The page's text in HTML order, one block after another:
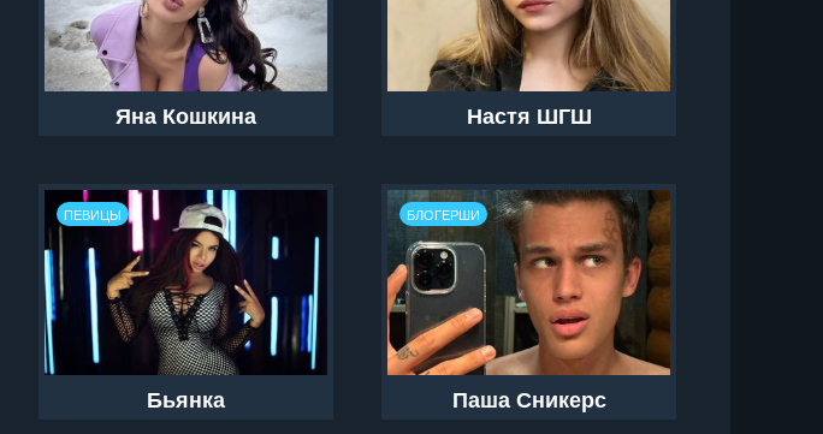
Яна Кошкина Настя ШГШ
ПЕВИЦЫ
Бьянка
БЛОГЕРШИ
Паша Сникерс